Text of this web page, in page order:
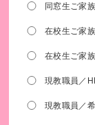
同窓生ご家
在校生ご家
在校生ご家
現教職員／
現教職員／